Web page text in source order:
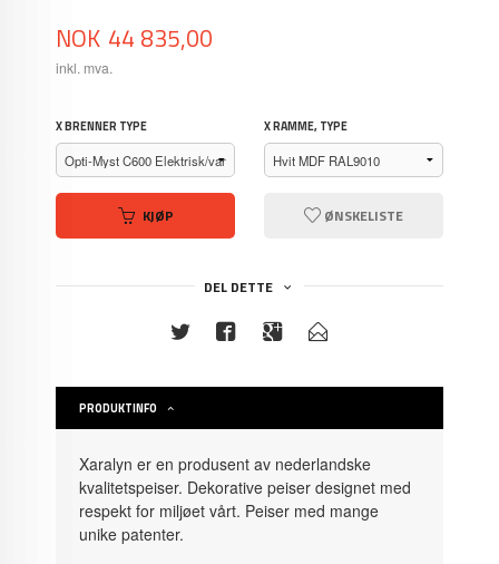
Pris
NOK 44 835,00
inkl. mva.
X BRENNER TYPE X RAMME, TYPE
KJØP ØNSKELISTE
DEL DETTE
PRODUKTINFO
Xaralyn er en produsent av nederlandske
kvalitetspeiser. Dekorative peiser designet med
respekt for miljøet vårt. Peiser med mange
unike patenter.